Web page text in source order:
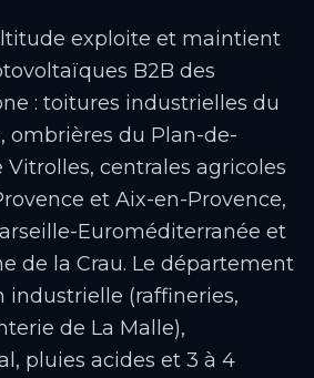
exploite et maintient
B2B des
: toitures industrielles du
ombrières du Plan-de-
centrales agricoles
et Aix-en-Provence,
Euroméditerranée et
de la Crau. Le département
(raffineries,
de La Malle),
pluies acides et 3 à 4